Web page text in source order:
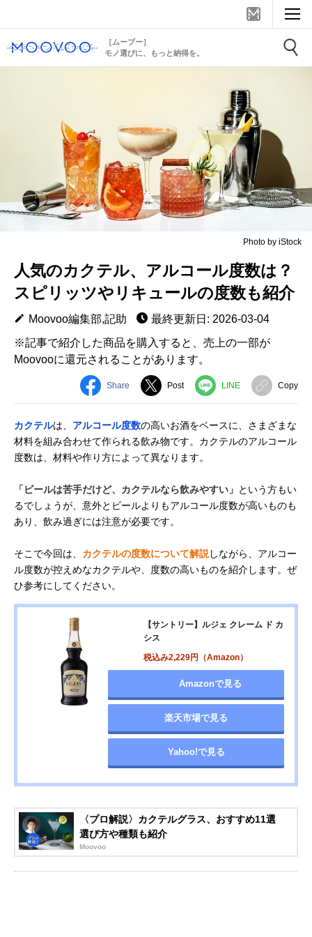
［ムーブー］
モノ選びに、もっと納得を。
Photo by iStock
人気のカクテル、アルコール度数は？
スピリッツやリキュールの度数も紹介
Moovoo編集部,記助
最終更新日: 2026-03-04
※記事で紹介した商品を購入すると、売上の一部が
Moovooに還元されることがあります。
Share Post LINE Copy
カクテルは、 アルコール度数の高いお酒をベースに、さまざまな
材料を組み合わせて作られる飲み物です。カクテルのアルコール
度数は、材料や作り方によって異なります。
「ビールは苦手だけど、カクテルなら飲みやすい」 という方もい
るでしょうが、意外とビールよりもアルコール度数が高いものも
あり、飲み過ぎには注意が必要です。
そこで今回は、 カクテルの度数について解説しながら、アルコー
ル度数が控えめなカクテルや、度数の高いものを紹介します。ぜ
ひ参考にしてください。
【サントリー】ルジェ クレーム ド カ
シス
税込み2,229円（Amazon）
Amazonで見る
楽天市場で見る
Yahoo!で見る
〈プロ解説〉カクテルグラス、おすすめ11選
選び方や種類も紹介
Moovoo